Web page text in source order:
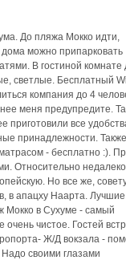
До пляжа Мокко идти,
можно припарковать
В гостиной комнате
светлые. Бесплатный
компания до 4
меня предупредите.
приготовили все
принадлежности.
- бесплатно :).
Относительно недалеко
Но все же,
в апацху Наарта. Лучшие
Мокко в Сухуме - самый
чистое. Гостей
Ж/Д вокзала -
своими глазами